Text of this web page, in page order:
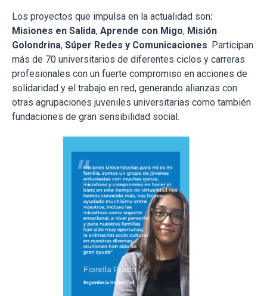
Los proyectos que impulsa en la actualidad son:
Misiones en Salida, Aprende con Migo, Misión
Golondrina, Súper Redes y Comunicaciones. Participan
más de 70 universitarios de diferentes ciclos y carreras
profesionales con un fuerte compromiso en acciones de
solidaridad y el trabajo en red, generando alianzas con
otras agrupaciones juveniles universitarias como también
fundaciones de gran sensibilidad social.